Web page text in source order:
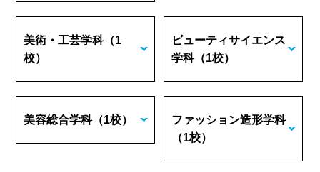
美術・工芸学科（1
校）
ビューティサイエンス
学科（1校）
美容総合学科（1校）
ファッション造形学科
（1校）